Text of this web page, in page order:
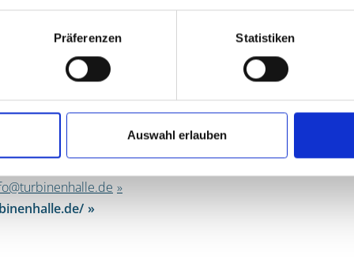
Präferenzen Statistiken
Auswahl erlauben
23